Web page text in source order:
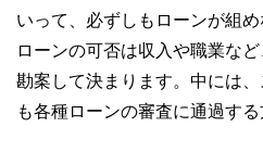
いって、必ずしもローンが組
ローンの可否は収入や職業な
勘案して決まります。中には
も各種ローンの審査に通過する